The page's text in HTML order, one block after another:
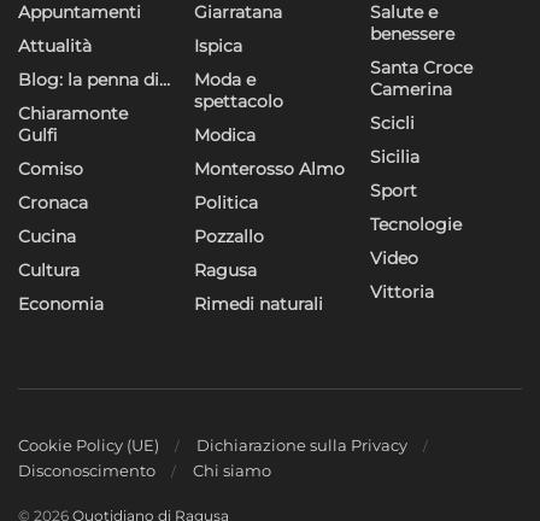
Appuntamenti
Attualità
Blog: la penna di…
Chiaramonte
Gulfi
Comiso
Cronaca
Cucina
Cultura
Economia
Giarratana
Ispica
Moda e
spettacolo
Modica
Monterosso Almo
Politica
Pozzallo
Ragusa
Rimedi naturali
Salute e
benessere
Santa Croce
Camerina
Scicli
Sicilia
Sport
Tecnologie
Video
Vittoria
Cookie Policy (UE)
Dichiarazione sulla Privacy
Disconoscimento
Chi siamo
© 2026 Quotidiano di Ragusa